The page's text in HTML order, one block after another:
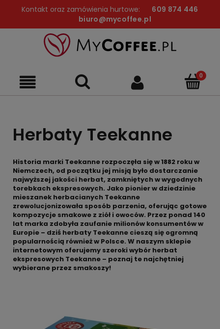
Kontakt oraz zamówienia hurtowe:
609 874 446
biuro@mycoffee.pl
Herbaty Teekanne
Historia marki Teekanne rozpoczęła się w 1882 roku w
Niemczech, od początku jej misją było dostarczanie
najwyższej jakości herbat, zamkniętych w wygodnych
torebkach ekspresowych. Jako pionier w dziedzinie
mieszanek herbacianych Teekanne
zrewolucjonizowała sposób parzenia, oferując gotowe
kompozycje smakowe z ziół i owoców. Przez ponad 140
lat marka zdobyła zaufanie milionów konsumentów w
Europie – dziś herbaty Teekanne cieszą się ogromną
popularnością również w Polsce. W naszym sklepie
internetowym oferujemy szeroki wybór herbat
ekspresowych Teekanne – poznaj te najchętniej
wybierane przez smakoszy!